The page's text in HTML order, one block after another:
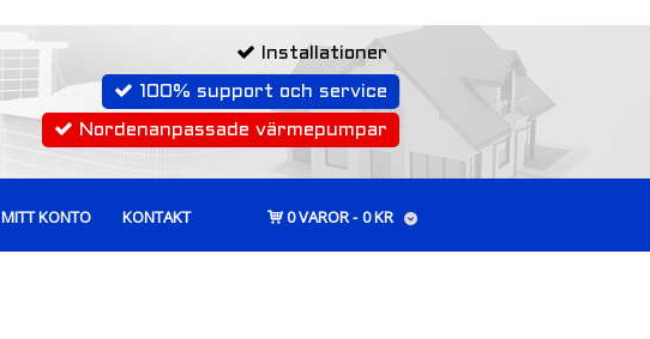
Installationer
100% support och service
Nordenanpassade värmepumpar
MITT KONTO KONTAKT 0 VAROR 0 KR